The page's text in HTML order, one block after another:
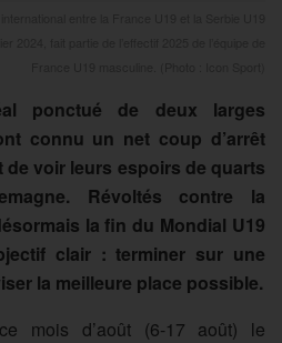
ponctué de deux larges
connu un net coup d’arrêt
de voir leurs espoirs de quarts
Révoltés contre la
la fin du Mondial U19
clair : terminer sur une
la meilleure place possible.
mois d’août (6-17 août) le